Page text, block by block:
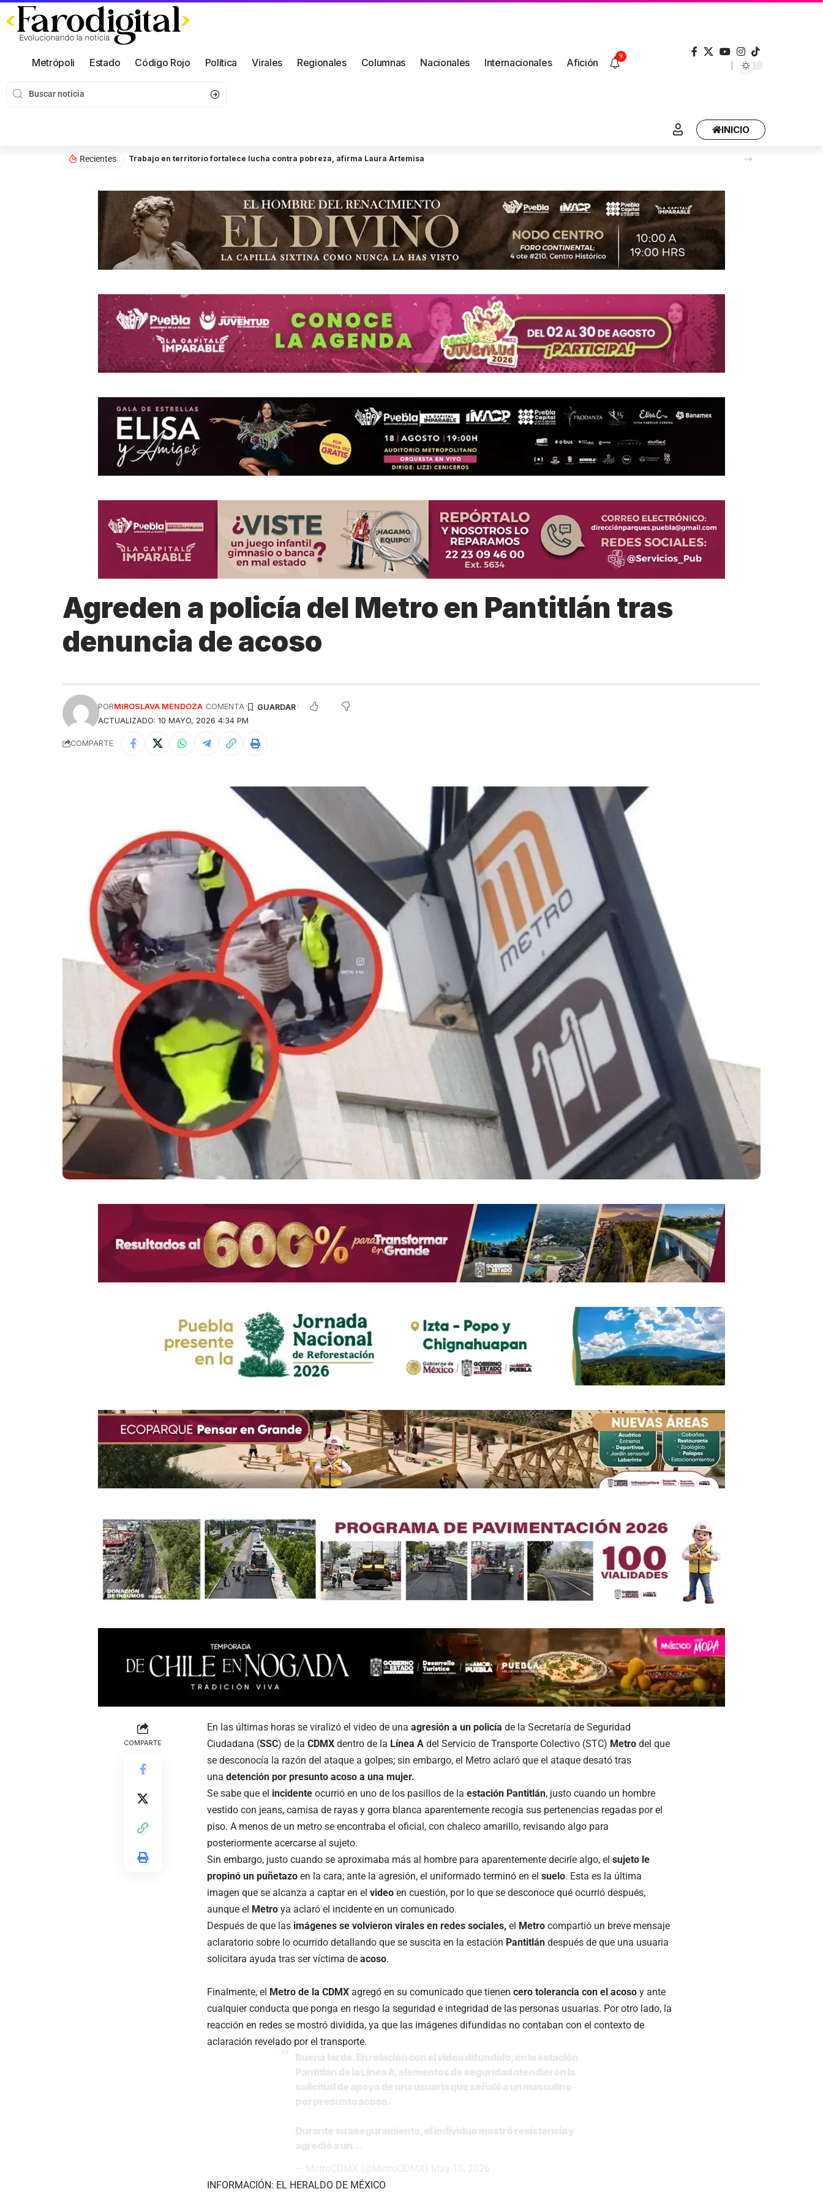
Metrópoli Estado Código Rojo Política Virales Regionales Columnas Nacionales Internacionales Afición
9
INICIO
Recientes Trabajo en territorio fortalece lucha contra pobreza, afirma Laura Artemisa
Agreden a policía del Metro en Pantitlán tras
denuncia de acoso
ACTUALIZADO: 10 MAYO, 2026 4:34 PM
PORMIROSLAVA MENDOZA COMENTA
COMPARTE
COMPARTE
En las últimas horas se viralizó el video de una agresión a un policía de la Secretaría de Seguridad
Ciudadana (SSC) de la CDMX dentro de la Línea A del Servicio de Transporte Colectivo (STC) Metro del que
se desconocía la razón del ataque a golpes; sin embargo, el Metro aclaró que el ataque desató tras
una detención por presunto acoso a una mujer.
Se sabe que el incidente ocurrió en uno de los pasillos de la estación Pantitlán, justo cuando un hombre
vestido con jeans, camisa de rayas y gorra blanca aparentemente recogía sus pertenencias regadas por el
piso. A menos de un metro se encontraba el oficial, con chaleco amarillo, revisando algo para
posteriormente acercarse al sujeto.
Sin embargo, justo cuando se aproximaba más al hombre para aparentemente decirle algo, el sujeto le
propinó un puñetazo en la cara; ante la agresión, el uniformado terminó en el suelo. Esta es la última
imagen que se alcanza a captar en el video en cuestión, por lo que se desconoce qué ocurrió después,
aunque el Metro ya aclaró el incidente en un comunicado.
Después de que las imágenes se volvieron virales en redes sociales, el Metro compartió un breve mensaje
aclaratorio sobre lo ocurrido detallando que se suscita en la estación Pantitlán después de que una usuaria
solicitara ayuda tras ser víctima de acoso.
Finalmente, el Metro de la CDMX agregó en su comunicado que tienen cero tolerancia con el acoso y ante
cualquier conducta que ponga en riesgo la seguridad e integridad de las personas usuarias. Por otro lado, la
reacción en redes se mostró dividida, ya que las imágenes difundidas no contaban con el contexto de
aclaración revelado por el transporte.
INFORMACIÓN: EL HERALDO DE MÉXICO